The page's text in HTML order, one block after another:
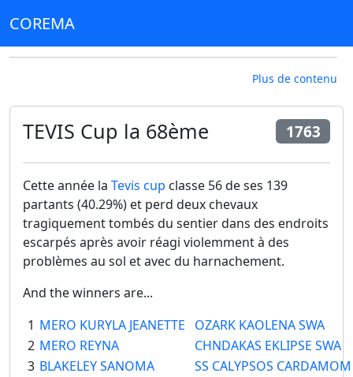
COREMA
Plus de contenu
TEVIS Cup la 68ème 1763
Cette année la Tevis cup classe 56 de ses 139
partants (40.29%) et perd deux chevaux
tragiquement tombés du sentier dans des endroits
escarpés après avoir réagi violemment à des
problèmes au sol et avec du harnachement.
And the winners are...
1 MERO KURYLA JEANETTE
OZARK KAOLENA SWA
2 MERO REYNA
CHNDAKAS EKLIPSE SWA
3 BLAKELEY SANOMA
SS CALYPSOS CARDAMOM